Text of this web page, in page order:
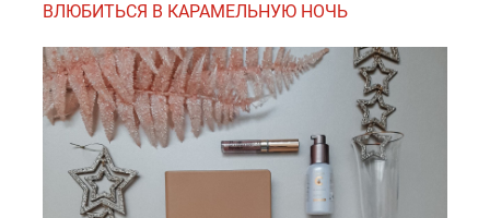
ВЛЮБИТЬСЯ В КАРАМЕЛЬНУЮ НОЧЬ